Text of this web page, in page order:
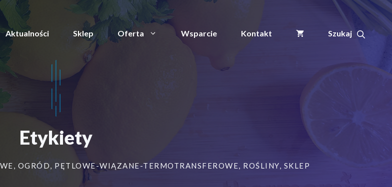
Aktualności Sklep Oferta Wsparcie Kontakt
Etykiety
, OGRÓD, PĘTLOWE-WIĄZANE-TERMOTRANSFEROWE, ROŚLINY, SKLEP